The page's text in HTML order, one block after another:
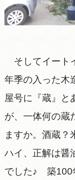
そしてイート
年季の入った木
屋号に『蔵』と
が、一体何の蔵
ますか。酒蔵
ハイ、正解は醤
でした♪ 築100